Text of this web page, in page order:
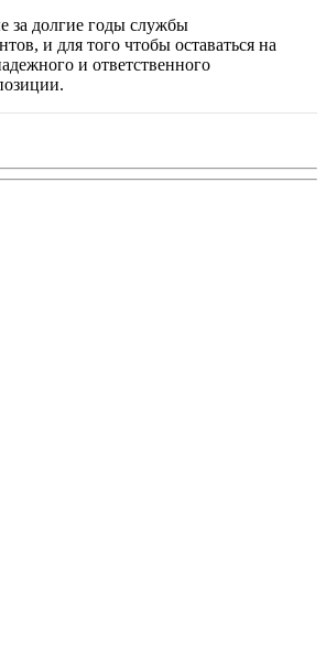
за долгие годы службы
и для того чтобы оставаться на
и ответственного